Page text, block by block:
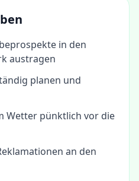
in den
austragen
planen und
Wetter pünktlich vor die
an den